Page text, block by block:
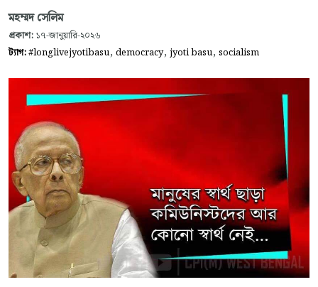
মহম্মদ সেলিম
প্রকাশ: ১৭-জানুয়ারি-২০২৬
ট্যাগ:#longlivejyotibasu, democracy, jyoti basu, socialism